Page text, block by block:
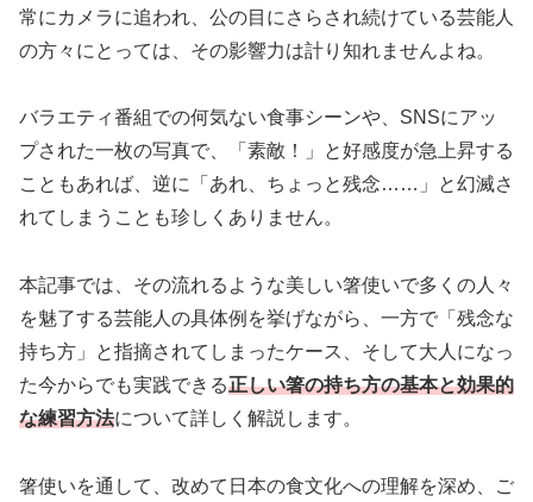
常にカメラに追われ、公の目にさらされ続けている芸能人
の方々にとっては、その影響力は計り知れませんよね。
バラエティ番組での何気ない食事シーンや、SNSにアッ
プされた一枚の写真で、「素敵！」と好感度が急上昇する
こともあれば、逆に「あれ、ちょっと残念……」と幻滅さ
れてしまうことも珍しくありません。
本記事では、その流れるような美しい箸使いで多くの人々
を魅了する芸能人の具体例を挙げながら、一方で「残念な
持ち方」と指摘されてしまったケース、そして大人になっ
た今からでも実践できる正しい箸の持ち方の基本と効果的
な練習方法について詳しく解説します。
箸使いを通して、改めて日本の食文化への理解を深め、ご